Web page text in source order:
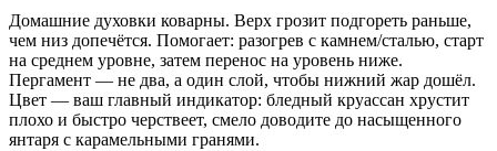
Домашние духовки коварны. Верх грозит подгореть раньше,
чем низ допечётся. Помогает: разогрев с камнем/сталью, старт
на среднем уровне, затем перенос на уровень ниже.
Пергамент — не два, а один слой, чтобы нижний жар дошёл.
Цвет — ваш главный индикатор: бледный круассан хрустит
плохо и быстро черствеет, смело доводите до насыщенного
янтаря с карамельными гранями.